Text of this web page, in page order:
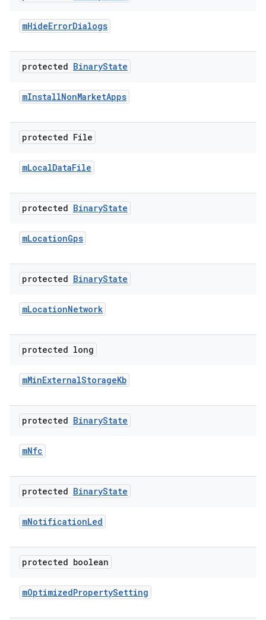
mHideErrorDialogs
protected BinaryState
mInstallNonMarketApps
protected File
mLocalDataFile
protected BinaryState
mLocationGps
protected BinaryState
mLocationNetwork
protected long
mMinExternalStorageKb
protected BinaryState
mNfc
protected BinaryState
mNotificationLed
protected boolean
mOptimizedPropertySetting